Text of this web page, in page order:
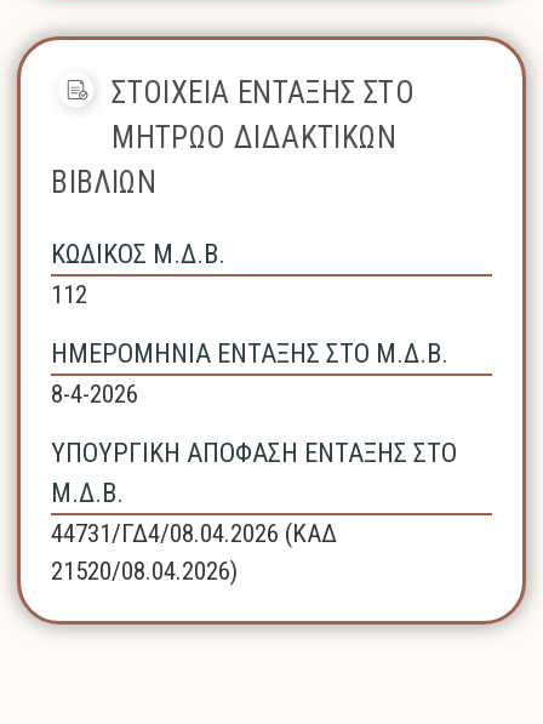
ΣΤΟΙΧΕΙΑ ΕΝΤΑΞΗΣ ΣΤΟ
ΜΗΤΡΩΟ ΔΙΔΑΚΤΙΚΩΝ
ΒΙΒΛΙΩΝ
ΚΩΔΙΚΟΣ Μ.Δ.Β.
112
ΗΜΕΡΟΜΗΝΙΑ ΕΝΤΑΞΗΣ ΣΤΟ Μ.Δ.Β.
8-4-2026
ΥΠΟΥΡΓΙΚΗ ΑΠΟΦΑΣΗ ΕΝΤΑΞΗΣ ΣΤΟ
Μ.Δ.Β.
44731/ΓΔ4/08.04.2026 (ΚΑΔ
21520/08.04.2026)